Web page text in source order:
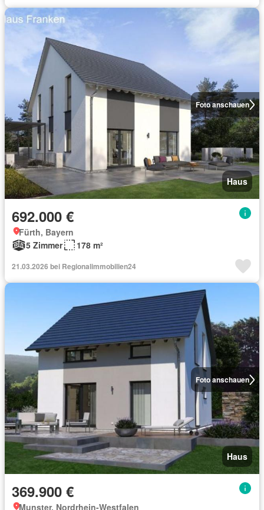
Foto anschauen
Haus
692.000 €
Fürth, Bayern
5 Zimmer
178 m²
21.03.2026 bei Regionalimmobilien24
Foto anschauen
Haus
369.900 €
Munster, Nordrhein-Westfalen